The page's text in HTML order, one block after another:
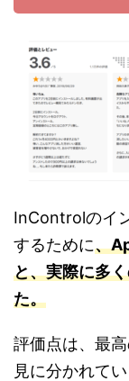
InControlのイ
するために、
と、実際に多
た。
評価点は、最
見に分かれてい